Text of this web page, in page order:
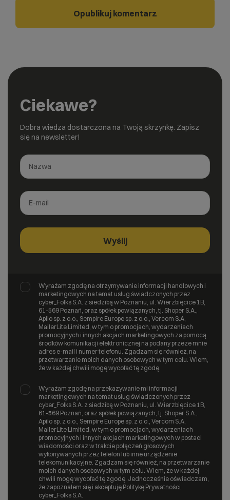
Ciekawe?
Dobra wiedza dostarczona na Twoją skrzynkę. Zapisz
się na newsletter!
Wyrażam zgodę na otrzymywanie informacji handlowych i
marketingowych na temat usług świadczonych przez
cyber_Folks S.A. z siedzibą w Poznaniu, ul. Wierzbięcice 1B,
61-569 Poznań, oraz spółek powiązanych, tj. Shoper S.A.,
Apilo sp. z o.o., Sempire Europe sp. z o.o., Vercom S.A,
MailerLite Limited, w tym o promocjach, wydarzeniach
promocyjnych i innych akcjach marketingowych za pomocą
środków komunikacji elektronicznej na podany przeze mnie
adres e-mail i numer telefonu. Zgadzam się również, na
przetwarzanie moich danych osobowych w tym celu. Wiem,
że w każdej chwili mogę wycofać tę zgodę.
Wyrażam zgodę na przekazywanie mi informacji
marketingowych na temat usług świadczonych przez
cyber_Folks S.A. z siedzibą w Poznaniu, ul. Wierzbięcice 1B,
61-569 Poznań, oraz spółek powiązanych, tj. Shoper S.A.,
Apilo sp. z o.o., Sempire Europe sp. z o.o., Vercom S.A,
MailerLite Limited, w tym o promocjach, wydarzeniach
promocyjnych i innych akcjach marketingowych w postaci
wiadomości oraz w trakcie połączeń głosowych
wykonywanych przez telefon lub inne urządzenie
telekomunikacyjne. Zgadzam się również, na przetwarzanie
moich danych osobowych w tym celu. Wiem, że w każdej
chwili mogę wycofać tę zgodę. Jednocześnie oświadczam,
że zapoznałem się i akceptuję Politykę Prywatności
cyber_Folks S.A.